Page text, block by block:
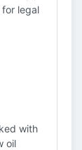
legal
with
oil